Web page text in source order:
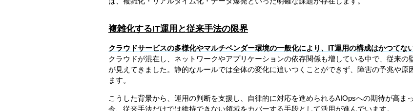
複雑化するIT運用と従来手法の限界
クラウドサービスの多様化やマルチベンダー環境の一般化により、IT運用の構成はかつてな
クラウドが混在し、ネットワークやアプリケーションの依存関係も増している中で、従来
が見えてきました。静的なルールでは全体の変化に追いつくことができず、障害の予兆や
ます。
こうした背景から、運用の判断を支援し、自律的に対応を進められるAIOpsへの期待が高ま
今、従来手法だけでは維持できない領域をカバーする手段として活用が進んでいます。